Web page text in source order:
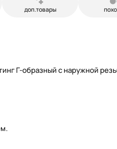
доп.товары
Г-образный с наружной